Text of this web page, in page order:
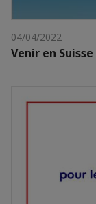
04/04/2022
Venir en